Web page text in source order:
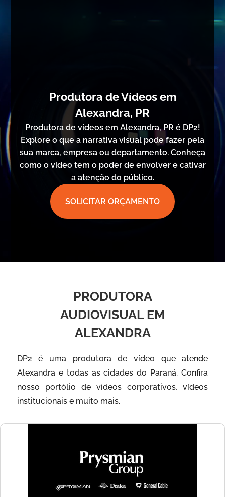
Produtora de Vídeos em
Alexandra, PR
Produtora de vídeos em Alexandra, PR é DP2!
Explore o que a narrativa visual pode fazer pela
sua marca, empresa ou departamento. Conheça
como o vídeo tem o poder de envolver e cativar
a atenção do público.
SOLICITAR ORÇAMENTO
PRODUTORA
AUDIOVISUAL EM
ALEXANDRA
DP2 é uma produtora de vídeo que atende
Alexandra e todas as cidades do Paraná. Confira
nosso portólio de vídeos corporativos, vídeos
institucionais e muito mais.